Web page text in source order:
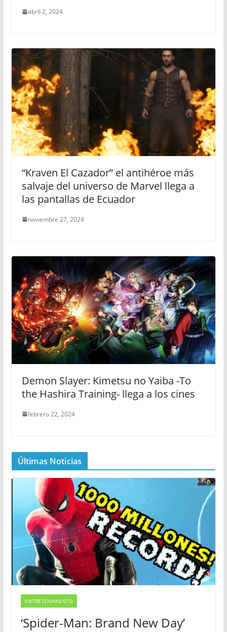
abril 2, 2024
“Kraven El Cazador” el antihéroe más
salvaje del universo de Marvel llega a
las pantallas de Ecuador
noviembre 27, 2024
Demon Slayer: Kimetsu no Yaiba -To
the Hashira Training- llega a los cines
febrero 22, 2024
Últimas Noticias
ENTRETENIMIENTO
‘Spider-Man: Brand New Day’